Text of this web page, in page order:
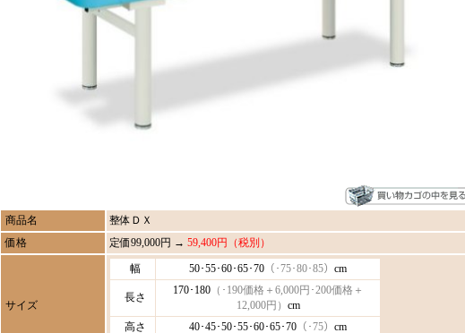
商品名
整体ＤＸ
価格
定価99,000円 → 59,400円（税別）
サイズ
幅 50･55･60･65･70 （･75･80･85） cm
長さ
170･180（･190価格＋6,000円･200価格＋
12,000円） cm
高さ
40･45･50･55･60･65･70 （･75） cm